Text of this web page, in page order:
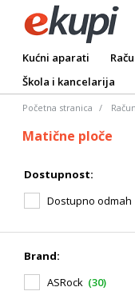
Kućni aparati
Škola i kancelarija
Početna stranica
Matične ploče
Dostupnost:
Dostupno odmah
Brand:
ASRock (30)